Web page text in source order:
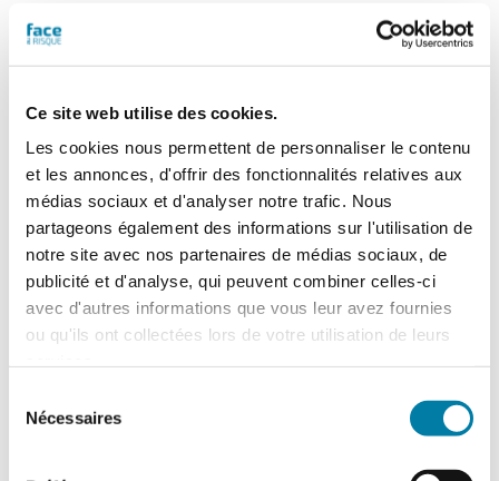
Ce site web utilise des cookies.
Les cookies nous permettent de personnaliser le contenu
et les annonces, d'offrir des fonctionnalités relatives aux
médias sociaux et d'analyser notre trafic. Nous
partageons également des informations sur l'utilisation de
notre site avec nos partenaires de médias sociaux, de
publicité et d'analyse, qui peuvent combiner celles-ci
avec d'autres informations que vous leur avez fournies
ou qu'ils ont collectées lors de votre utilisation de leurs
Nécessaires
Cette version du
flipbook" (tourné de
page, zoom). Chaque numéro acheté
sera consultable à partir de l'onglet "Mes
magazines numériques" présent dans
votre compte.N.B. Un flipbook n'est pas
un fichier PDF téléchargeable.
Ajouter au panier Détails